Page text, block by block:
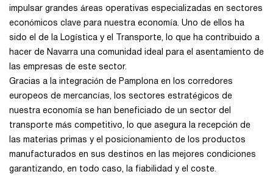
Zamora
Zaragoza
impulsar grandes áreas operativas especializadas en sectores
económicos clave para nuestra economía. Uno de ellos ha
sido el de la Logística y el Transporte, lo que ha contribuido a
hacer de Navarra una comunidad ideal para el asentamiento de
las empresas de este sector.
Gracias a la integración de Pamplona en los corredores
europeos de mercancías, los sectores estratégicos de
nuestra economía se han beneficiado de un sector del
transporte más competitivo, lo que asegura la recepción de
las materias primas y el posicionamiento de los productos
manufacturados en sus destinos en las mejores condiciones
garantizando, en todo caso, la fiabilidad y el coste.